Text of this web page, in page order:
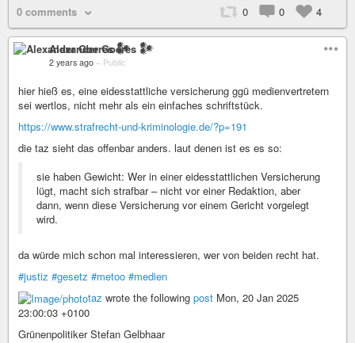
0 comments 0 0 4
Alexander Goeres 𒀯
2 years ago – Public
hier hieß es, eine eidesstattliche versicherung ggü medienvertretern
sei wertlos, nicht mehr als ein einfaches schriftstück.
https://www.strafrecht-und-kriminologie.de/?p=191
die taz sieht das offenbar anders. laut denen ist es es so:
sie haben Gewicht: Wer in einer eidesstattlichen Versicherung
lügt, macht sich strafbar – nicht vor einer Redaktion, aber
dann, wenn diese Versicherung vor einem Gericht vorgelegt
wird.
da würde mich schon mal interessieren, wer von beiden recht hat.
#justiz #gesetz #metoo #medien
taz wrote the following post Mon, 20 Jan 2025
23:00:03 +0100
Grünenpolitiker Stefan Gelbhaar